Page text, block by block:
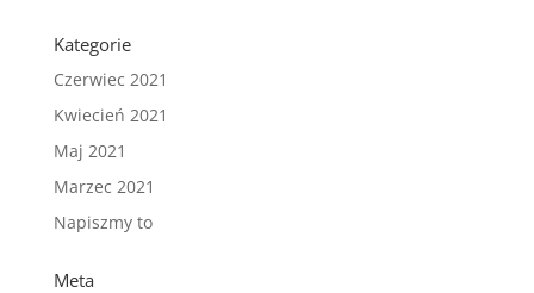
Kategorie
Czerwiec 2021
Kwiecień 2021
Maj 2021
Marzec 2021
Napiszmy to
Meta